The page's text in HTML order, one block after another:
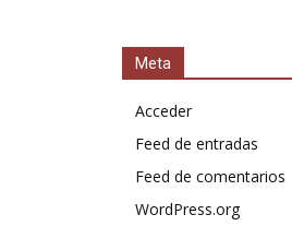
Meta
Acceder
Feed de entradas
Feed de comentarios
WordPress.org